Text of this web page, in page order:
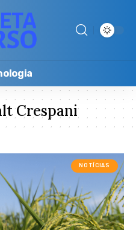
Crespani
NOTÍCIAS